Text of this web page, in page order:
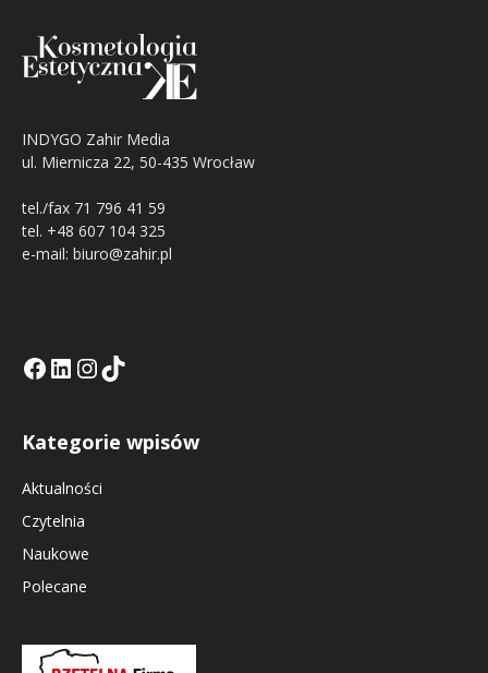
INDYGO Zahir Media
ul. Miernicza 22, 50-435 Wrocław
tel./fax 71 796 41 59
tel. +48 607 104 325
e-mail: biuro@zahir.pl
Facebook
LinkedIn
Tik Tok KEInstagramm KE
Kategorie wpisów
Aktualności
Czytelnia
Naukowe
Polecane